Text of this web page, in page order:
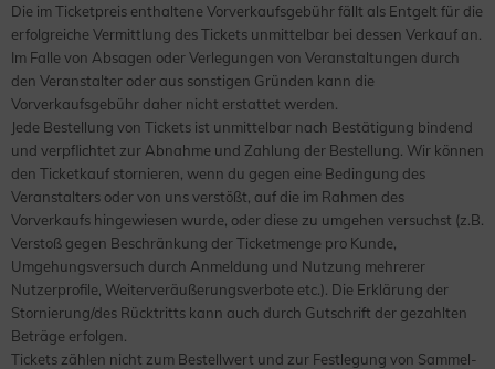
Die im Ticketpreis enthaltene Vorverkaufsgebühr fällt als Entgelt für die
erfolgreiche Vermittlung des Tickets unmittelbar bei dessen Verkauf an.
Im Falle von Absagen oder Verlegungen von Veranstaltungen durch
den Veranstalter oder aus sonstigen Gründen kann die
Vorverkaufsgebühr daher nicht erstattet werden.
Jede Bestellung von Tickets ist unmittelbar nach Bestätigung bindend
und verpflichtet zur Abnahme und Zahlung der Bestellung. Wir können
den Ticketkauf stornieren, wenn du gegen eine Bedingung des
Veranstalters oder von uns verstößt, auf die im Rahmen des
Vorverkaufs hingewiesen wurde, oder diese zu umgehen versuchst (z.B.
Verstoß gegen Beschränkung der Ticketmenge pro Kunde,
Umgehungsversuch durch Anmeldung und Nutzung mehrerer
Nutzerprofile, Weiterveräußerungsverbote etc.). Die Erklärung der
Stornierung/des Rücktritts kann auch durch Gutschrift der gezahlten
Beträge erfolgen.
Tickets zählen nicht zum Bestellwert und zur Festlegung von Sammel-